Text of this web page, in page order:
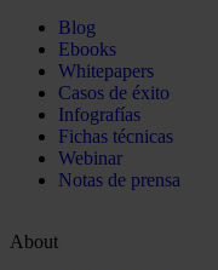
Blog
Ebooks
Whitepapers
Casos de éxito
Infografías
Fichas técnicas
Webinar
Notas de prensa
About